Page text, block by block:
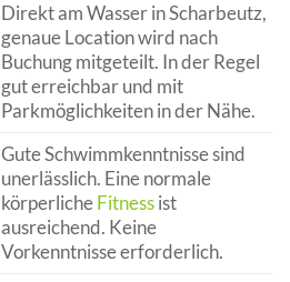
Direkt am Wasser in Scharbeutz,
genaue Location wird nach
Buchung mitgeteilt. In der Regel
gut erreichbar und mit
Parkmöglichkeiten in der Nähe.
Gute Schwimmkenntnisse sind
unerlässlich. Eine normale
körperlicheFitnessist
ausreichend. Keine
Vorkenntnisse erforderlich.